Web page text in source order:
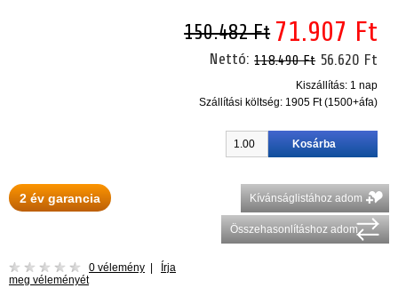
150.482 Ft 71.907 Ft
Nettó:118.490 Ft 56.620 Ft
Kiszállítás: 1 nap
Szállítási költség: 1905 Ft (1500+áfa)
2 év garancia Kívánságlistához adom
Összehasonlításhoz adom
0 vélemény | Írja
meg véleményét